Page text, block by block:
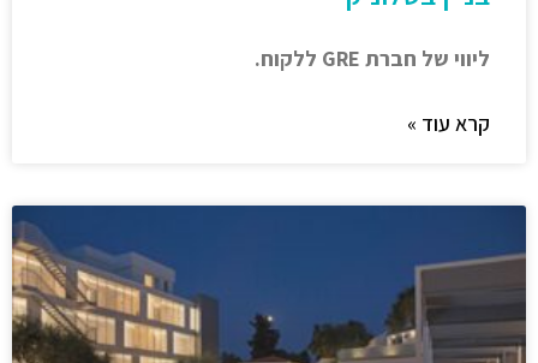
ליווי של חברת GRE ללקוח.
קרא עוד »